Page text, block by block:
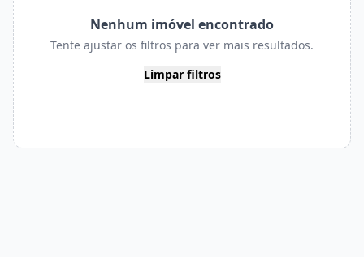
Nenhum imóvel encontrado
Tente ajustar os filtros para ver mais resultados.
Limpar filtros